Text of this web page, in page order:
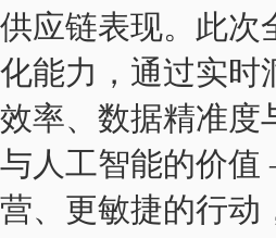
供应链表现。此次
化能力，通过实时
效率、数据精准度
与人工智能的价
营、更敏捷的行动